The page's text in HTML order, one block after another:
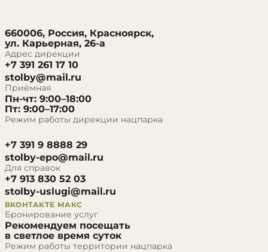
660006, Россия, Красноярск,
ул. Карьерная, 26-а
Адрес дирекции
+7 391 261 17 10
stolby@mail.ru
Приёмная
Пн-чт: 9:00–18:00
Пт: 9:00–17:00
Режим работы дирекции нацпарка
+7 391 9 8888 29
stolby-epo@mail.ru
Для справок
+7 913 830 52 03
stolby-uslugi@mail.ru
ВКОНТАКТЕ МАКС
Бронирование услуг
Рекомендуем посещать
в светлое время суток
Режим работы территории нацпарка